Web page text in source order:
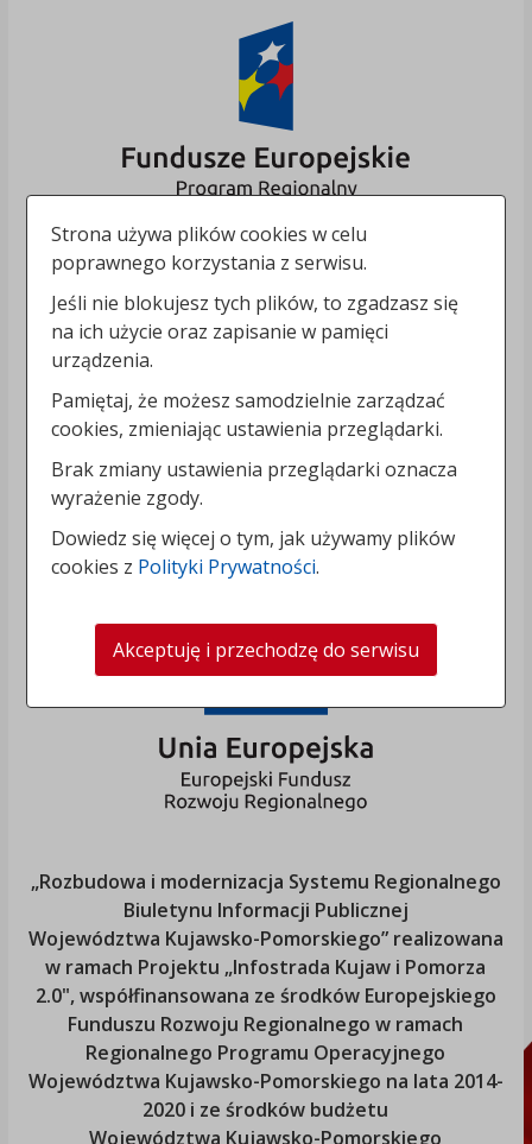
„Rozbudowa i modernizacja Systemu Regionalnego
Biuletynu Informacji Publicznej
Województwa Kujawsko-Pomorskiego” realizowana
w ramach Projektu „Infostrada Kujaw i Pomorza
2.0", współfinansowana ze środków Europejskiego
Funduszu Rozwoju Regionalnego w ramach
Regionalnego Programu Operacyjnego
Województwa Kujawsko-Pomorskiego na lata 2014-
2020 i ze środków budżetu
Województwa Kujawsko-Pomorskiego
Strona używa plików cookies w celu
poprawnego korzystania z serwisu.
Jeśli nie blokujesz tych plików, to zgadzasz się
na ich użycie oraz zapisanie w pamięci
urządzenia.
Pamiętaj, że możesz samodzielnie zarządzać
cookies, zmieniając ustawienia przeglądarki.
Brak zmiany ustawienia przeglądarki oznacza
wyrażenie zgody.
Dowiedz się więcej o tym, jak używamy plików
cookies z Polityki Prywatności.
Akceptuję i przechodzę do serwisu